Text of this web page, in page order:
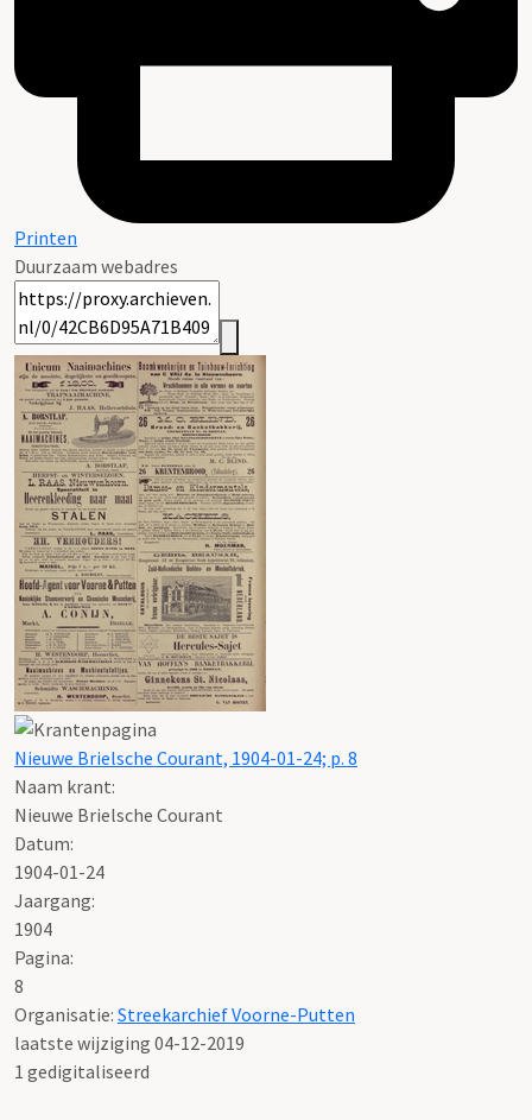
Printen
Duurzaam webadres
Nieuwe Brielsche Courant, 1904-01-24; p. 8
Naam krant:
Nieuwe Brielsche Courant
Datum:
1904-01-24
Jaargang:
1904
Pagina:
8
Organisatie: Streekarchief Voorne-Putten
laatste wijziging 04-12-2019
1 gedigitaliseerd